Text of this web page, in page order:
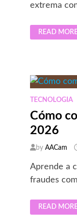
extrema
REALME
C85
EL
NUEVO
ESTÁNDAR
EN
RESISTENCIA
AL
AGUA
PARA
READ
TECNOLOGIA
Cómo
2026
byAACam
Aprende a
fraudes
CÓMO
COMPRAR
READ